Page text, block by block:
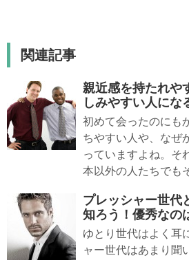
関連記事
親近感を持たれや
しみやすい人にな
初めて会ったのにも
ちやすい人や、なぜ
っていますよね。そ
本以外の人たちでも
プレッシャー世代
知ろう！優秀なの
ゆとり世代はよく耳
ャー世代はあまり聞